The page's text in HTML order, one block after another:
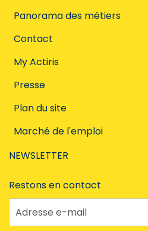
Panorama des métiers
Contact
My Actiris
Presse
Plan du site
Marché de l'emploi
NEWSLETTER
Restons en contact
Adresse e-mail